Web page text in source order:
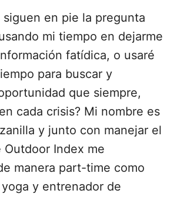
siguen en pie la pregunta
mi tiempo en dejarme
fatídica, o usaré
para buscar y
que siempre,
cada crisis? Mi nombre es
y junto con manejar el
Index me
manera part-time como
y entrenador de